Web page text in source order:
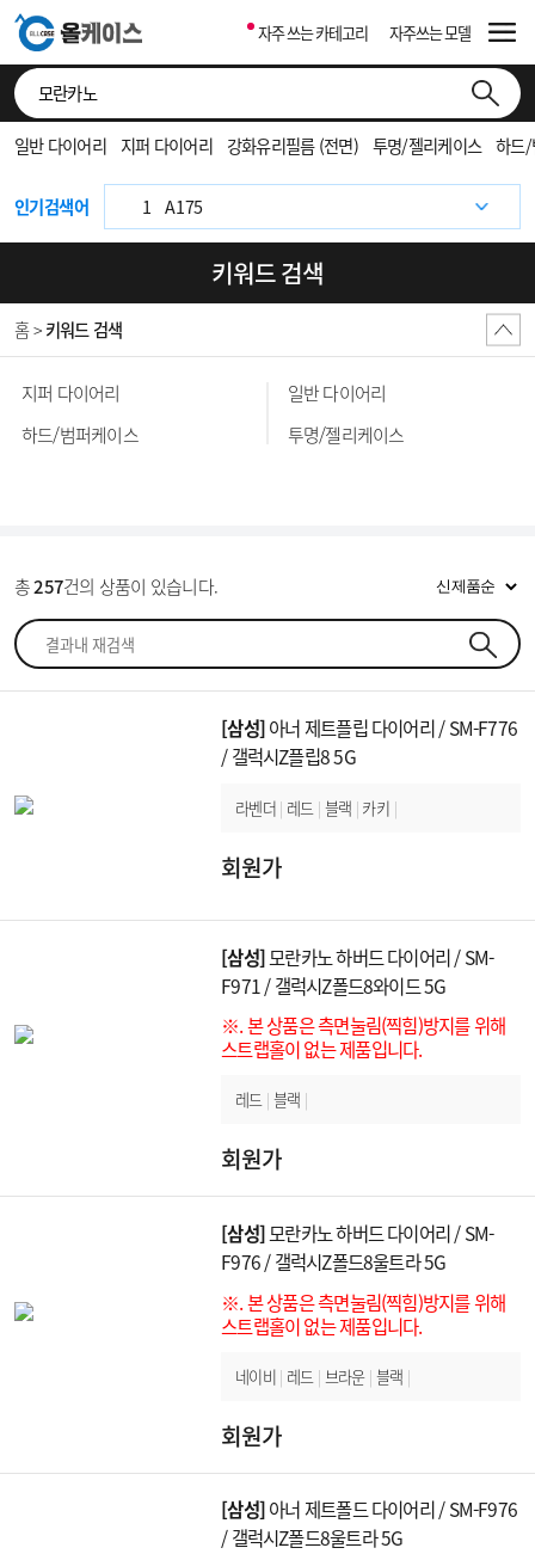
자주 쓰는 카테고리 자주쓰는 모델
일반 다이어리 지퍼 다이어리 강화유리필름 (전면) 투명/젤리케이스 하드/
인기검색어
1 S937
1
F971
1
A175
1 F976
1
F971
키워드 검색
홈 > 키워드 검색
지퍼 다이어리
일반 다이어리
하드/범퍼케이스
투명/젤리케이스
총257건의 상품이 있습니다.
[삼성]아너 제트플립 다이어리 / SM-F776
/ 갤럭시Z플립8 5G
라벤더 | 레드 | 블랙 | 카키 |
회원가
[삼성]모란카노 하버드 다이어리 / SM-
F971 / 갤럭시Z폴드8와이드 5G
※. 본 상품은 측면눌림(찍힘)방지를 위해
스트랩홀이 없는 제품입니다.
레드 | 블랙 |
회원가
[삼성]모란카노 하버드 다이어리 / SM-
F976 / 갤럭시Z폴드8울트라 5G
※. 본 상품은 측면눌림(찍힘)방지를 위해
스트랩홀이 없는 제품입니다.
네이비 | 레드 | 브라운 | 블랙 |
회원가
[삼성]아너 제트폴드 다이어리 / SM-F976
/ 갤럭시Z폴드8울트라 5G